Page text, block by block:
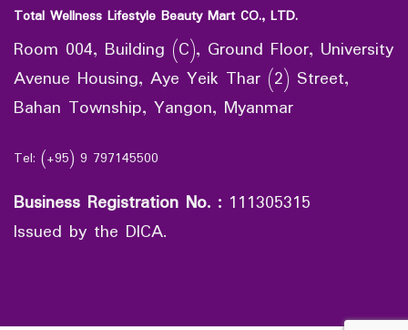
Total Wellness Lifestyle Beauty Mart CO., LTD.
Room 004, Building (C), Ground Floor, University
Avenue Housing, Aye Yeik Thar (2) Street,
Bahan Township, Yangon, Myanmar
Tel: (+95) 9 797145500
Business Registration No. : 111305315
Issued by the DICA.